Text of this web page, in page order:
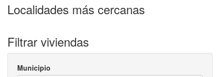
Localidades más cercanas
Filtrar viviendas
Municipio